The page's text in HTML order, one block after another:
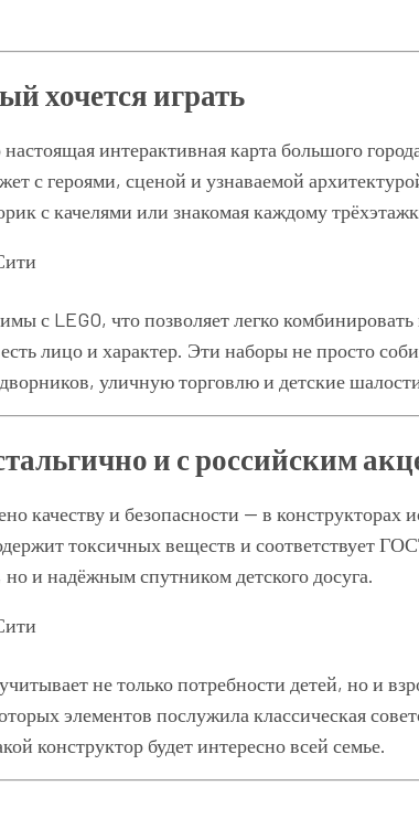
хочется играть
настоящая интерактивная карта большого
с героями, сценой и узнаваемой
с качелями или знакомая каждому
с LEGO, что позволяет легко
есть лицо и характер. Эти наборы не просто
уличную торговлю и детские
и с российским
качеству и безопасности — в конструкторах
токсичных веществ и соответствует
и надёжным спутником детского досуга.
не только потребности детей, но и
элементов послужила классическая
конструктор будет интересно всей семье.